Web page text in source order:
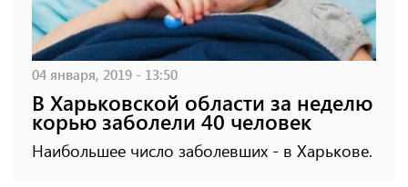
04 января, 2019 - 13:50
В Харьковской области за неделю
корью заболели 40 человек
Наибольшее число заболевших - в Харькове.